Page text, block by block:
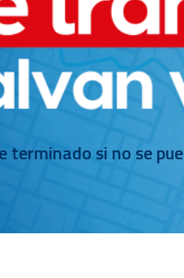
terminado si no se